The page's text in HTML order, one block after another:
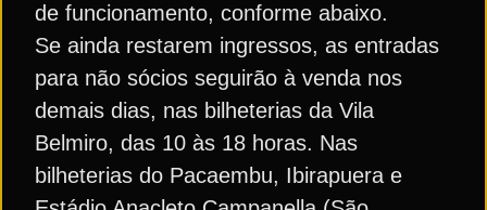
de funcionamento, conforme abaixo.
Se ainda restarem ingressos, as entradas
para não sócios seguirão à venda nos
demais dias, nas bilheterias da Vila
Belmiro, das 10 às 18 horas. Nas
bilheterias do Pacaembu, Ibirapuera e